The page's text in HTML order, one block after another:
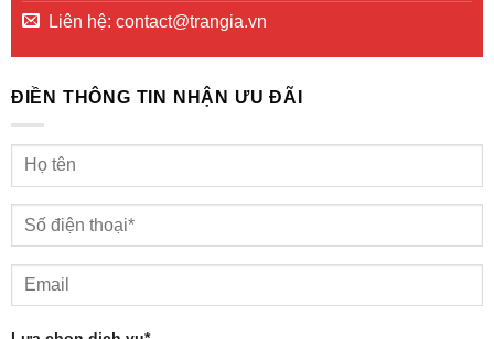
Liên hệ: contact@trangia.vn
ĐIỀN THÔNG TIN NHẬN ƯU ĐÃI